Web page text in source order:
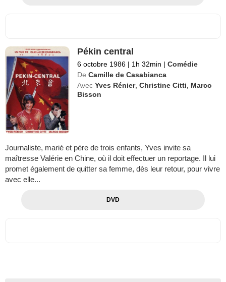
Pékin central
6 octobre 1986 | 1h 32min | Comédie
De Camille de Casabianca
Avec Yves Rénier,Christine Citti
Marco
Bisson
Journaliste, marié et père de trois enfants, Yves invite sa
maîtresse Valérie en Chine, où il doit effectuer un reportage. Il lui
promet également de quitter sa femme, dès leur retour, pour vivre
avec elle...
DVD